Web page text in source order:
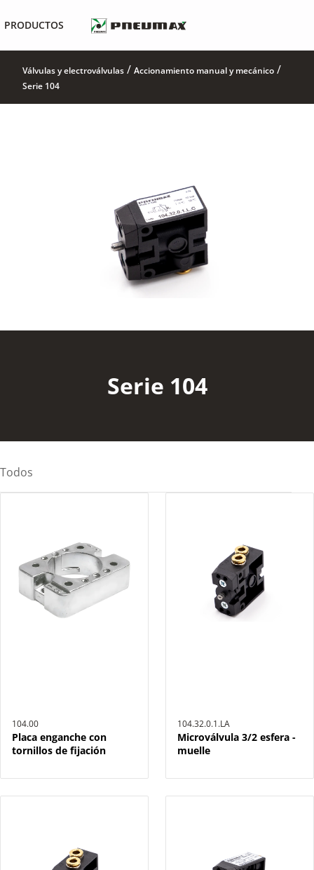
PRODUCTOS
Válvulas y electroválvulas / Accionamiento manual y mecánico /
Serie 104
Serie 104
Todos
104.00
Placa enganche con
tornillos de fijación
104.32.0.1.LA
Microválvula 3/2 esfera -
muelle